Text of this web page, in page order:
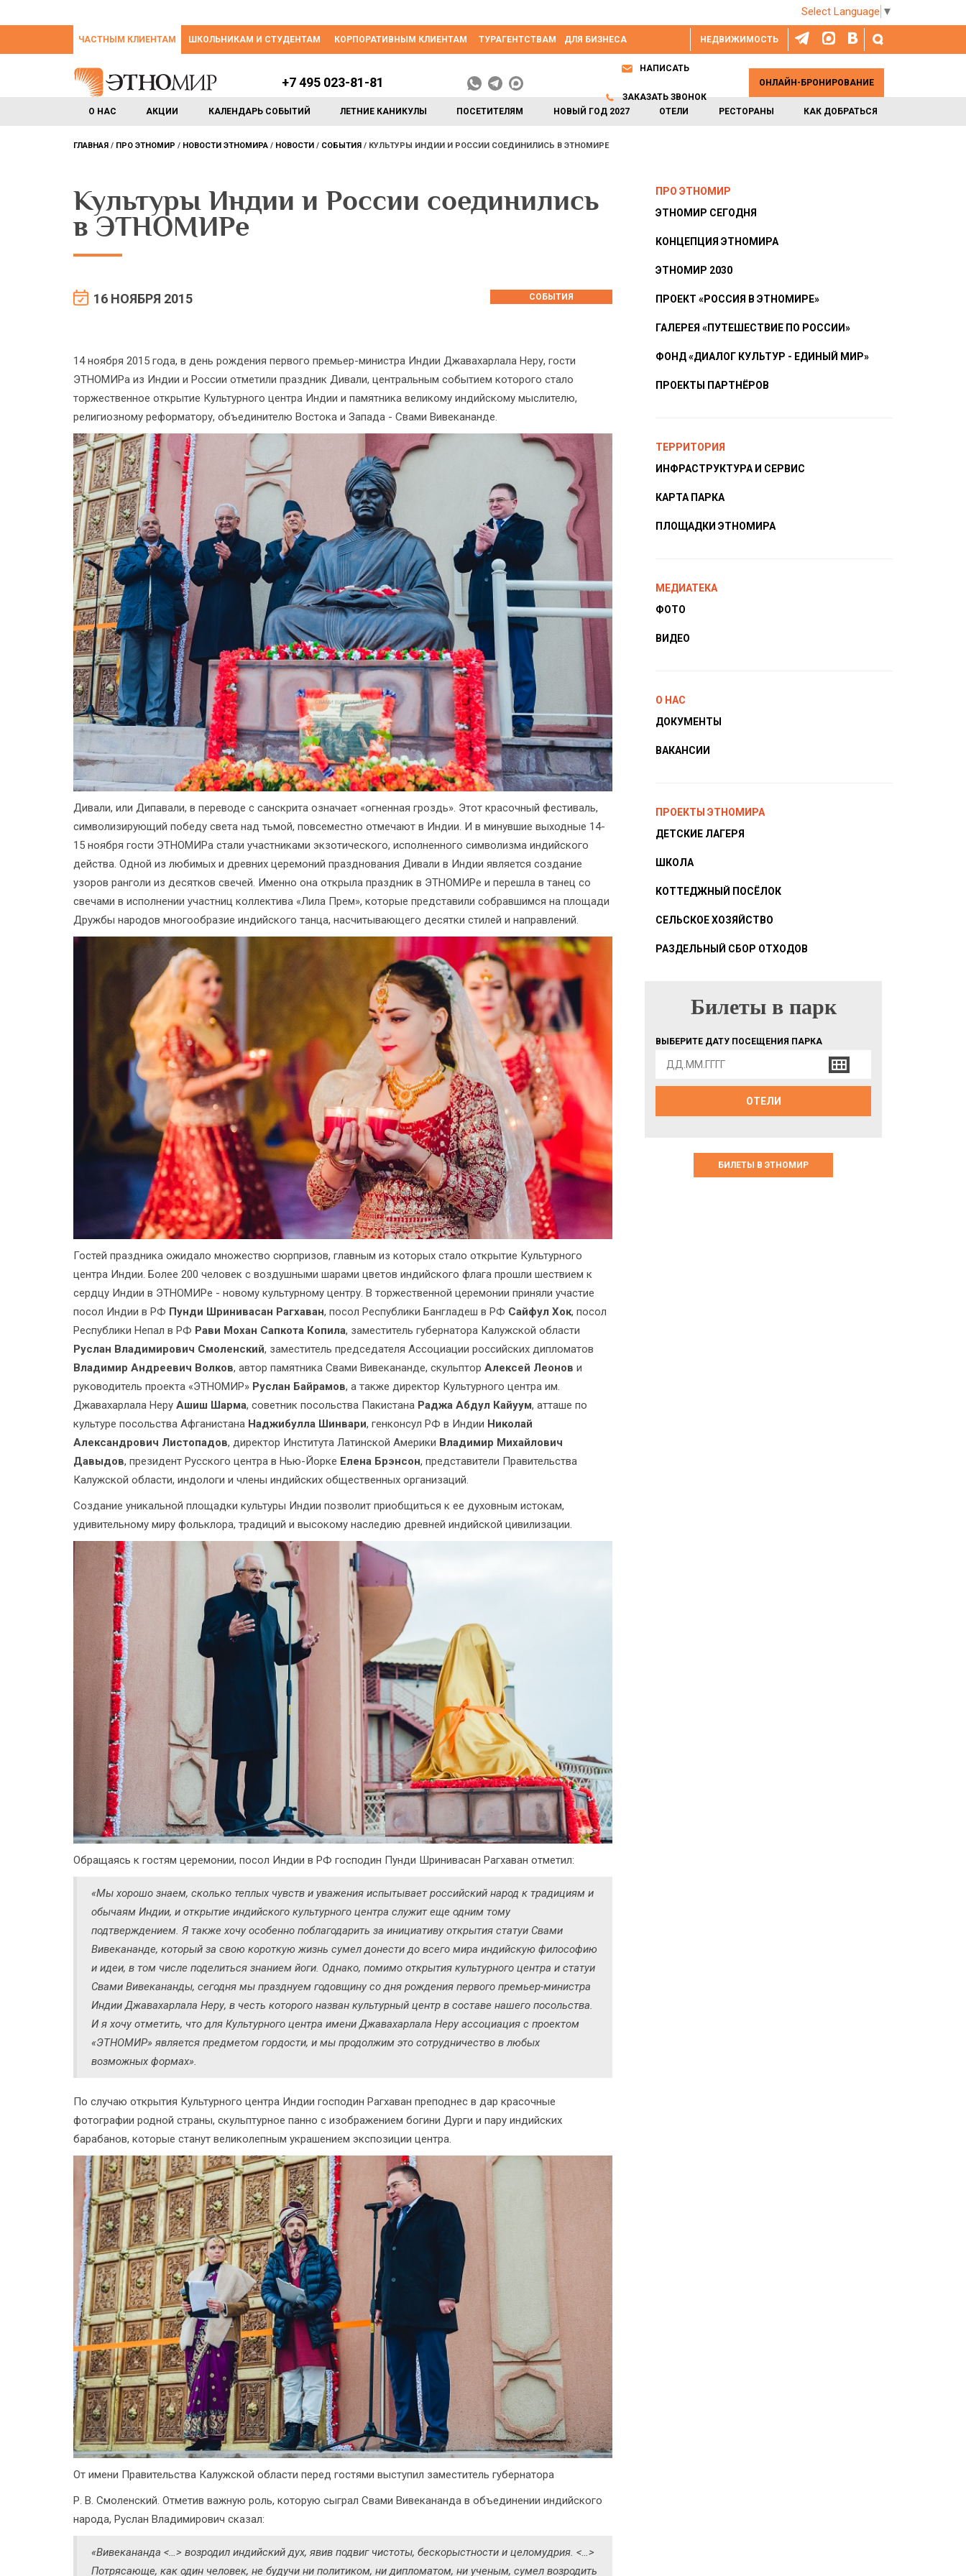
Select Language ▼
НЕДВИЖИМОСТЬ
ЧАСТНЫМ КЛИЕНТАМ ШКОЛЬНИКАМ И СТУДЕНТАМ КОРПОРАТИВНЫМ КЛИЕНТАМ ТУРАГЕНТСТВАМ ДЛЯ БИЗНЕСА
О НАС АКЦИИ КАЛЕНДАРЬ СОБЫТИЙ ЛЕТНИЕ КАНИКУЛЫ ПОСЕТИТЕЛЯМ НОВЫЙ ГОД 2027 ОТЕЛИ РЕСТОРАНЫ КАК ДОБРАТЬСЯ
+7 495 023-81-81
НАПИСАТЬ
ЗАКАЗАТЬ ЗВОНОК
ОНЛАЙН-БРОНИРОВАНИЕ
ГЛАВНАЯ ПРО ЭТНОМИР НОВОСТИ ЭТНОМИРА НОВОСТИ СОБЫТИЯ КУЛЬТУРЫ ИНДИИ И РОССИИ СОЕДИНИЛИСЬ В ЭТНОМИРЕ
Культуры Индии и России соединились
в ЭТНОМИРе
16 НОЯБРЯ 2015 СОБЫТИЯ
14 ноября 2015 года, в день рождения первого премьер-министра Индии Джавахарлала Неру, гости
ЭТНОМИРа из Индии и России отметили праздник Дивали, центральным событием которого стало
торжественное открытие Культурного центра Индии и памятника великому индийскому мыслителю,
религиозному реформатору, объединителю Востока и Запада - Свами Вивекананде.
Дивали, или Дипавали, в переводе с санскрита означает «огненная гроздь». Этот красочный фестиваль,
символизирующий победу света над тьмой, повсеместно отмечают в Индии. И в минувшие выходные 14-
15 ноября гости ЭТНОМИРа стали участниками экзотического, исполненного символизма индийского
действа. Одной из любимых и древних церемоний празднования Дивали в Индии является создание
узоров ранголи из десятков свечей. Именно она открыла праздник в ЭТНОМИРе и перешла в танец со
свечами в исполнении участниц коллектива «Лила Прем», которые представили собравшимся на площади
Дружбы народов многообразие индийского танца, насчитывающего десятки стилей и направлений.
Гостей праздника ожидало множество сюрпризов, главным из которых стало открытие Культурного
центра Индии. Более 200 человек с воздушными шарами цветов индийского флага прошли шествием к
сердцу Индии в ЭТНОМИРе - новому культурному центру. В торжественной церемонии приняли участие
посол Индии в РФ Пунди Шринивасан Рагхаван, посол Республики Бангладеш в РФ Сайфул Хок, посол
Республики Непал в РФ Рави Мохан Сапкота Копила, заместитель губернатора Калужской области
Руслан Владимирович Смоленский, заместитель председателя Ассоциации российских дипломатов
Владимир Андреевич Волков, автор памятника Свами Вивекананде, скульптор Алексей Леонов и
руководитель проекта «ЭТНОМИР» Руслан Байрамов, а также директор Культурного центра им.
Джавахарлала Неру Ашиш Шарма, советник посольства Пакистана Раджа Абдул Кайуум, атташе по
культуре посольства Афганистана Наджибулла Шинвари, генконсул РФ в Индии Николай
Александрович Листопадов, директор Института Латинской Америки Владимир Михайлович
Давыдов, президент Русского центра в Нью-Йорке Елена Брэнсон, представители Правительства
Калужской области, индологи и члены индийских общественных организаций.
Создание уникальной площадки культуры Индии позволит приобщиться к ее духовным истокам,
удивительному миру фольклора, традиций и высокому наследию древней индийской цивилизации.
Обращаясь к гостям церемонии, посол Индии в РФ господин Пунди Шринивасан Рагхаван отметил:
«Мы хорошо знаем, сколько теплых чувств и уважения испытывает российский народ к традициям и
обычаям Индии, и открытие индийского культурного центра служит еще одним тому
подтверждением. Я также хочу особенно поблагодарить за инициативу открытия статуи Свами
Вивекананде, который за свою короткую жизнь сумел донести до всего мира индийскую философию
и идеи, в том числе поделиться знанием йоги. Однако, помимо открытия культурного центра и статуи
Свами Вивекананды, сегодня мы празднуем годовщину со дня рождения первого премьер-министра
Индии Джавахарлала Неру, в честь которого назван культурный центр в составе нашего посольства.
И я хочу отметить, что для Культурного центра имени Джавахарлала Неру ассоциация с проектом
«ЭТНОМИР» является предметом гордости, и мы продолжим это сотрудничество в любых
возможных формах».
По случаю открытия Культурного центра Индии господин Рагхаван преподнес в дар красочные
фотографии родной страны, скульптурное панно с изображением богини Дурги и пару индийских
барабанов, которые станут великолепным украшением экспозиции центра.
От имени Правительства Калужской области перед гостями выступил заместитель губернатора
Р. В. Смоленский. Отметив важную роль, которую сыграл Свами Вивекананда в объединении индийского
народа, Руслан Владимирович сказал:
«Вивекананда <…> возродил индийский дух, явив подвиг чистоты, бескорыстности и целомудрия. <…>
Потрясающе, как один человек, не будучи ни политиком, ни дипломатом, ни ученым, сумел возродить
ПРО ЭТНОМИР
ЭТНОМИР СЕГОДНЯ
КОНЦЕПЦИЯ ЭТНОМИРА
ЭТНОМИР 2030
ПРОЕКТ «РОССИЯ В ЭТНОМИРЕ»
ГАЛЕРЕЯ «ПУТЕШЕСТВИЕ ПО РОССИИ»
ФОНД «ДИАЛОГ КУЛЬТУР - ЕДИНЫЙ МИР»
ПРОЕКТЫ ПАРТНЁРОВ
ТЕРРИТОРИЯ
ИНФРАСТРУКТУРА И СЕРВИС
КАРТА ПАРКА
ПЛОЩАДКИ ЭТНОМИРА
МЕДИАТЕКА
ФОТО
ВИДЕО
О НАС
ДОКУМЕНТЫ
ВАКАНСИИ
ПРОЕКТЫ ЭТНОМИРА
ДЕТСКИЕ ЛАГЕРЯ
ШКОЛА
КОТТЕДЖНЫЙ ПОСЁЛОК
СЕЛЬСКОЕ ХОЗЯЙСТВО
РАЗДЕЛЬНЫЙ СБОР ОТХОДОВ
БИЛЕТЫ В ПАРК
Билеты в парк
ВЫБЕРИТЕ ДАТУ ПОСЕЩЕНИЯ ПАРКА
ОТЕЛИ
БИЛЕТЫ В ЭТНОМИР